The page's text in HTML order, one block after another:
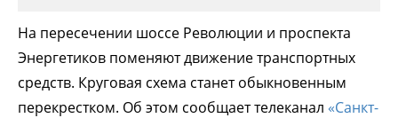
На пересечении шоссе Революции и проспекта
Энергетиков поменяют движение транспортных
средств. Круговая схема станет обыкновенным
перекрестком. Об этом сообщает телеканал «Санкт-